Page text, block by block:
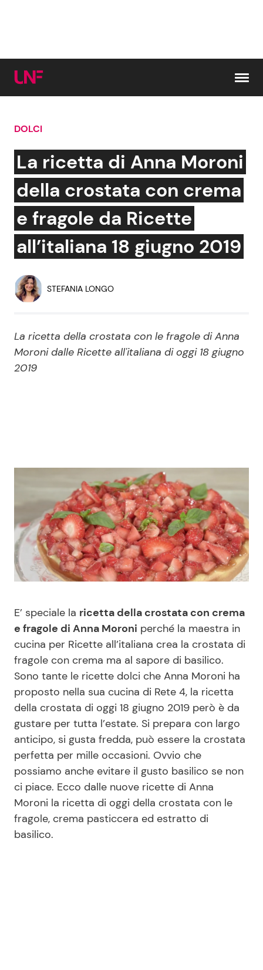
Cerca:
News e Cronaca
Attualità Italiana
Dal Mondo
Economia
Persone Scomparse
Politica
Gossip e TV
Bellezze VIP
Coppie VIP
Reality e Talent
News Spettacolo
Benessere
Casa
Moda e Style
Mondo Mamma
News benessere
Salute
Viaggi e Turismo
Festività
Cucina e Ricette
Consigli di Cucina
Dolci
Le Ricette in TV
Primi Piatti
Ricette Facili e Veloci
Ricette Feste
Ricette per Bambini
Seguici
DOLCI
La ricetta di Anna Moroni
della crostata con crema
e fragole da Ricette
all’italiana 18 giugno 2019
STEFANIA LONGO
La ricetta della crostata con le fragole di Anna
Moroni dalle Ricette all'italiana di oggi 18 giugno
2019
E’ speciale la ricetta della crostata con crema
e fragole di Anna Moroni perché la maestra in
cucina per Ricette all’italiana crea la crostata di
fragole con crema ma al sapore di basilico.
Sono tante le ricette dolci che Anna Moroni ha
proposto nella sua cucina di Rete 4, la ricetta
della crostata di oggi 18 giugno 2019 però è da
gustare per tutta l’estate. Si prepara con largo
anticipo, si gusta fredda, può essere la crostata
perfetta per mille occasioni. Ovvio che
possiamo anche evitare il gusto basilico se non
ci piace. Ecco dalle nuove ricette di Anna
Moroni la ricetta di oggi della crostata con le
fragole, crema pasticcera ed estratto di
basilico.